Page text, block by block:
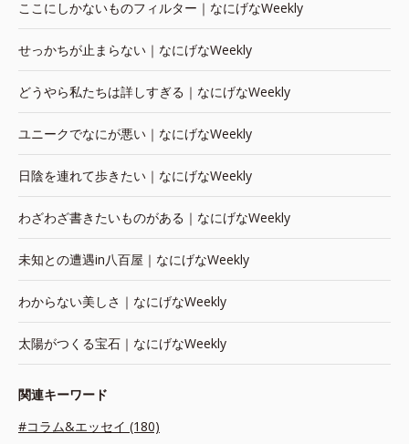
ここにしかないものフィルター｜なにげなWeekly
せっかちが止まらない｜なにげなWeekly
どうやら私たちは詳しすぎる｜なにげなWeekly
ユニークでなにが悪い｜なにげなWeekly
日陰を連れて歩きたい｜なにげなWeekly
わざわざ書きたいものがある｜なにげなWeekly
未知との遭遇in八百屋｜なにげなWeekly
わからない美しさ｜なにげなWeekly
太陽がつくる宝石｜なにげなWeekly
関連キーワード
#コラム&エッセイ (180)